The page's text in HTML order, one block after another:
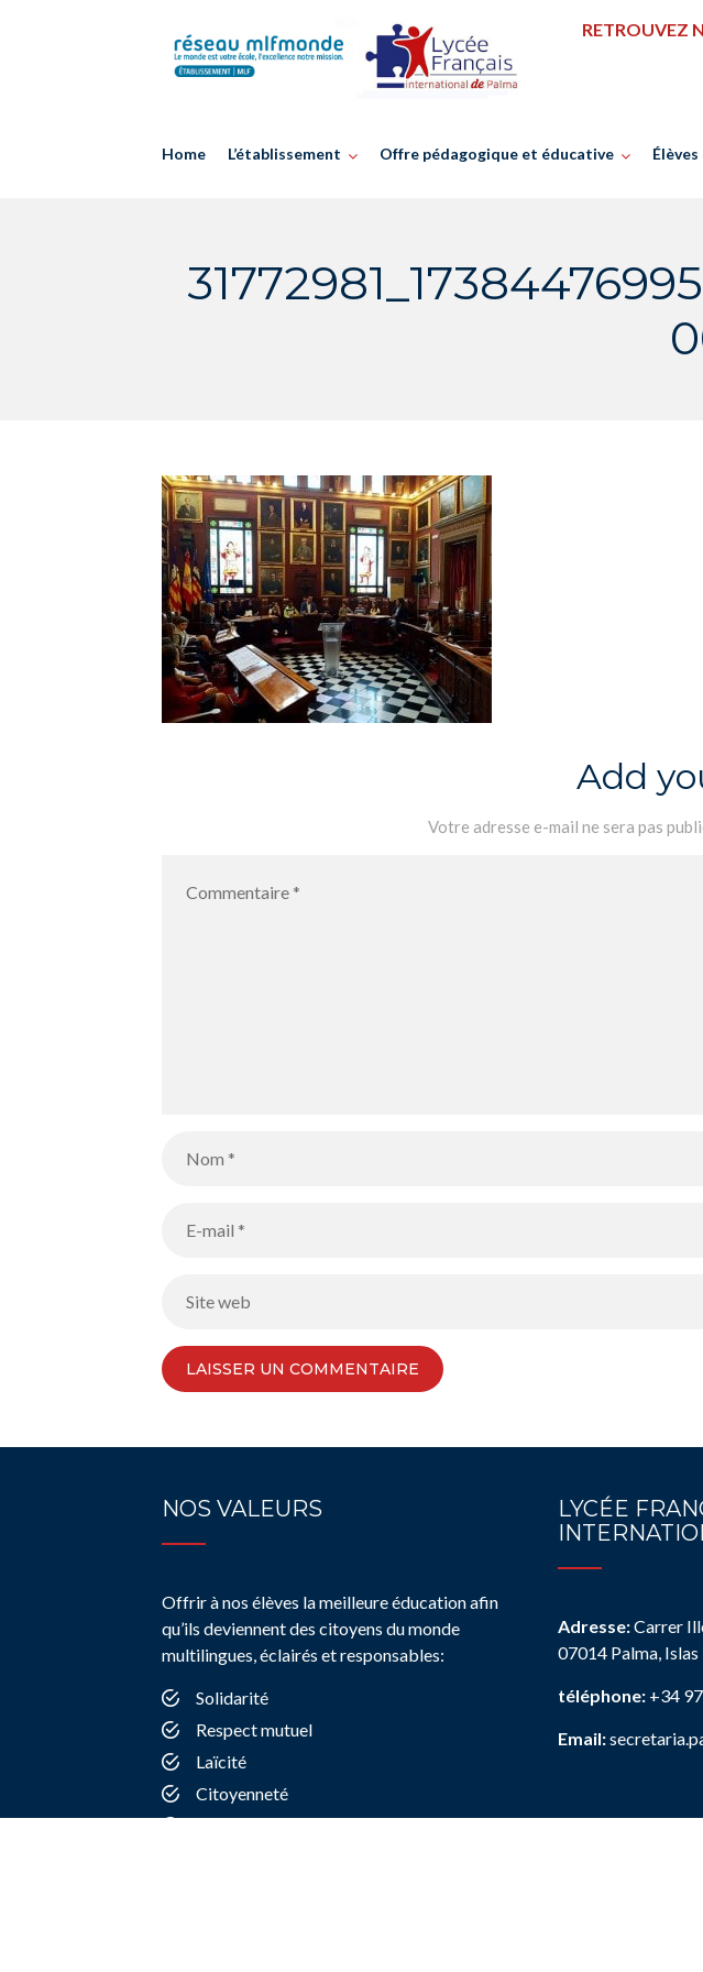
RETROUVEZ
Home L’établissement Offre pédagogique et éducative
Add
Votre adresse e-mail ne sera pas
NOS VALEURS
Offrir à nos élèves la meilleure éducation afin
qu’ils deviennent des citoyens du monde
multilingues, éclairés et responsables:
Solidarité
Respect mutuel
Laïcité
Citoyenneté
Dialogue entre les cultures
LYCÉE
Adresse:Carrer
07014 Palma, Islas
téléphone: +34
Email: